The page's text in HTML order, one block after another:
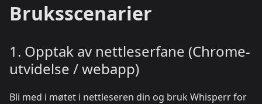
Bruksscenarier
1. Opptak av nettleserfane (Chrome-
utvidelse / webapp)
Bli med i møtet i nettleseren din og bruk Whisperr for